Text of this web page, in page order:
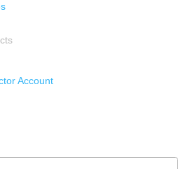
Account